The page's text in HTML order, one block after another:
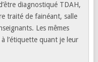
diagnostiqué TDAH,
traité de fainéant, salle
Les mêmes
l’étiquette quant je leur